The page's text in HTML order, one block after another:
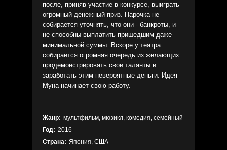
после, приняв участие в конкурсе, выиграть
огромный денежный приз. Парочка не
собирается уточнять, что они - банкроты, и
не способны выплатить пришедшим даже
минимальной суммы. Вскоре у театра
собирается огромная очередь из желающих
продемонстрировать свои таланты и
заработать этим невероятные деньги. Идея
Муна начинает свою работу.
Жанр: мультфильм, мюзикл, комедия, семейный
Год: 2016
Страна: Япония, США